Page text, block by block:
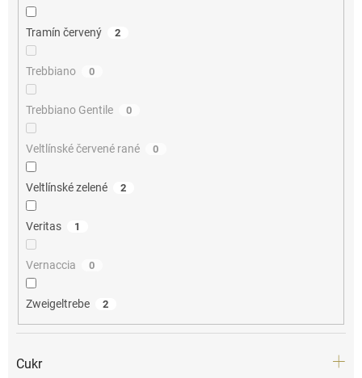
Tramín červený 2
Trebbiano 0
Trebbiano Gentile 0
Veltlínské červené rané 0
Veltlínské zelené 2
Veritas 1
Vernaccia 0
Zweigeltrebe 2
Cukr